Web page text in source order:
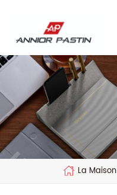
La Maison